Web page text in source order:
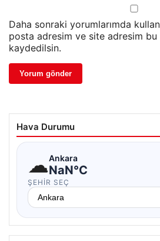
Daha sonraki yorumlarımda
posta adresim ve site adresim bu
kaydedilsin.
Hava Durumu
☁Ankara
NaN°C
ŞEHIR SEÇ